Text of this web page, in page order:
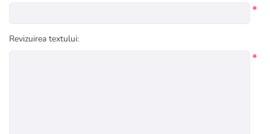
*
Revizuirea textului:
*